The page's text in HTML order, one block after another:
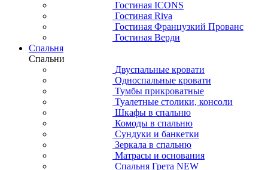
Гостиная ICONS
Гостиная Riva
Гостиная Французкий Прованс
Гостиная Верди
Спальня
Спальни
Двуспальные кровати
Односпальные кровати
Тумбы прикроватные
Туалетные столики, консоли
Шкафы в спальню
Комоды в спальню
Сундуки и банкетки
Зеркала в спальню
Матрасы и основания
Спальня Грета NEW